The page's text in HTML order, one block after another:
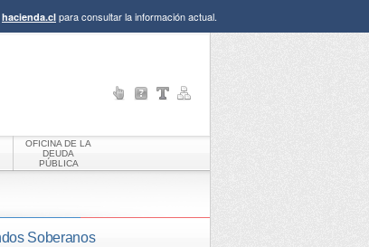
hacienda.cl para consultar la información actual.
OFICINA DE LA
DEUDA
PÚBLICA
Soberanos